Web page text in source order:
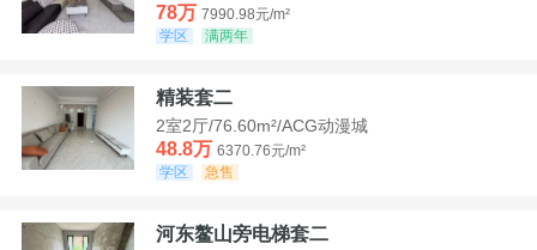
78万 7990.98元/m²
学区
满两年
精装套二
2室2厅/76.60m²/ACG动漫城
48.8万 6370.76元/m²
学区
急售
河东鳌山旁电梯套二